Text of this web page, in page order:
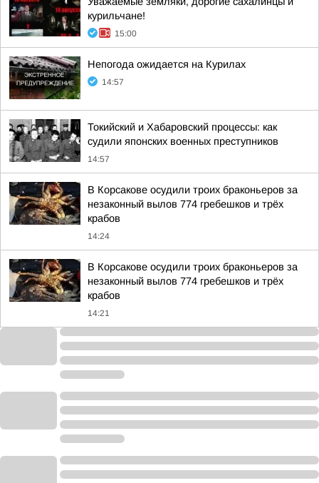
курильчане!
15:00
Непогода ожидается на Курилах
14:57
Токийский и Хабаровский процессы: как
судили японских военных преступников
14:57
В Корсакове осудили троих браконьеров за
незаконный вылов 774 гребешков и трёх
крабов
14:24
В Корсакове осудили троих браконьеров за
незаконный вылов 774 гребешков и трёх
крабов
14:21